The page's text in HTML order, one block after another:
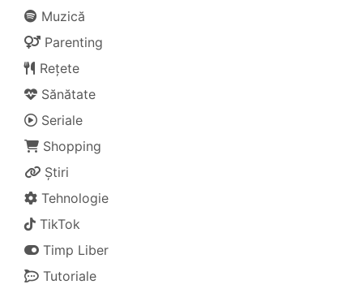
Muzică
Parenting
Rețete
Sănătate
Seriale
Shopping
Știri
Tehnologie
TikTok
Timp Liber
Tutoriale